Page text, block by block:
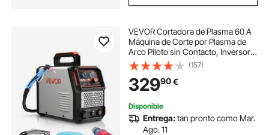
VEVOR Cortadora de Plasma 60 A
Máquina de Corte por Plasma de
Arco Piloto sin Contacto, Inversor
IGBT con Pantalla Digital, Función
2T/4T y Tiempo PA/PT, Fuente de
Alimentación Trifásica de 400 V
(157)
32990€
Disponible
Entrega:tan pronto como Mar.
Ago. 11